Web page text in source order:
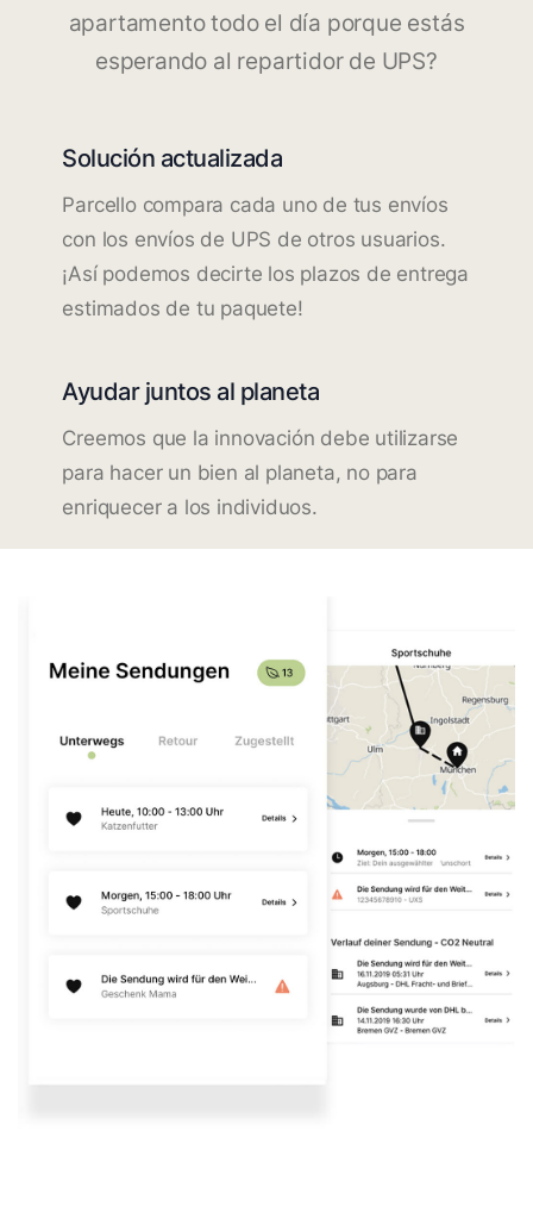
apartamento todo el día porque estás
esperando al repartidor de UPS?
Solución actualizada
Parcello compara cada uno de tus envíos
con los envíos de UPS de otros usuarios.
¡Así podemos decirte los plazos de entrega
estimados de tu paquete!
Ayudar juntos al planeta
Creemos que la innovación debe utilizarse
para hacer un bien al planeta, no para
enriquecer a los individuos.